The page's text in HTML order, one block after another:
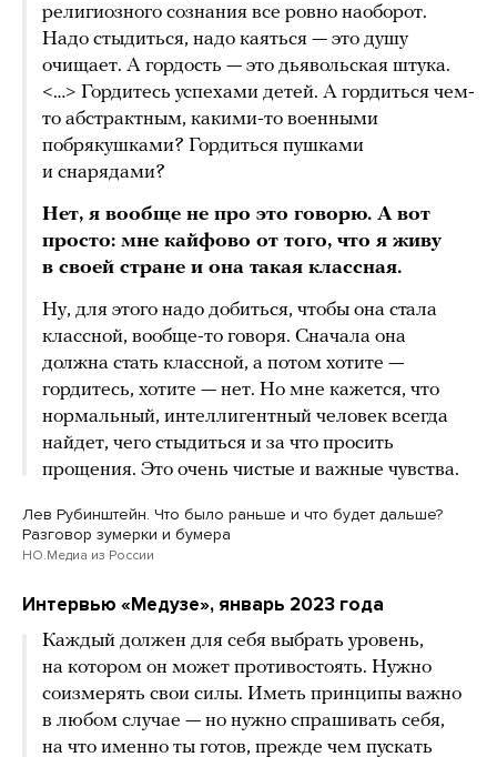
религиозного сознания все ровно наоборот.
Надо стыдиться, надо каяться — это душу
очищает. А гордость — это дьявольская штука.
<…> Гордитесь успехами детей. А гордиться чем-
то абстрактным, какими-то военными
побрякушками? Гордиться пушками
и снарядами?
Нет, я вообще не про это говорю. А вот
просто: мне кайфово от того, что я живу
в своей стране и она такая классная.
Ну, для этого надо добиться, чтобы она стала
классной, вообще-то говоря. Сначала она
должна стать классной, а потом хотите —
гордитесь, хотите — нет. Но мне кажется, что
нормальный, интеллигентный человек всегда
найдет, чего стыдиться и за что просить
прощения. Это очень чистые и важные чувства.
Лев Рубинштейн. Что было раньше и что будет дальше?
Разговор зумерки и бумера
НО.Медиа из России
Интервью «Медузе», январь 2023 года
Каждый должен для себя выбрать уровень,
на котором он может противостоять. Нужно
соизмерять свои силы. Иметь принципы важно
в любом случае — но нужно спрашивать себя,
на что именно ты готов, прежде чем пускать